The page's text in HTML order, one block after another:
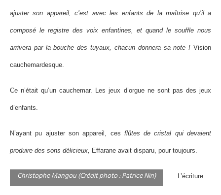
ajuster son appareil, c’est avec les enfants de la maîtrise qu’il a
composé le registre des voix enfantines, et quand le souffle nous
arrivera par la bouche des tuyaux, chacun donnera sa note ! Vision
cauchemardesque.
Ce n’était qu’un cauchemar. Les jeux d’orgue ne sont pas des jeux
d’enfants.
N’ayant pu ajuster son appareil, ces flûtes de cristal qui devaient
produire des sons délicieux, Effarane avait disparu, pour toujours.
Christophe Mangou (Crédit photo : Patrice Nin) L’écriture